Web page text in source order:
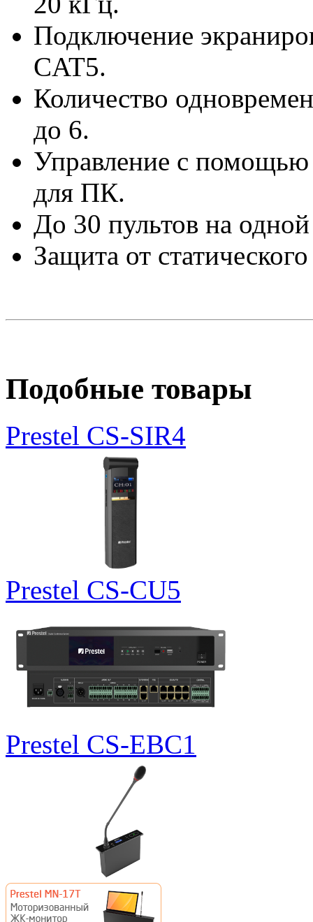
Подключение
CAT5.
Количество
до 6.
Управление с помощью
для ПК.
До 30 пультов на
Защита от
Подобные товары
Prestel CS-SIR4
Prestel CS-CU5
Prestel CS-EBC1